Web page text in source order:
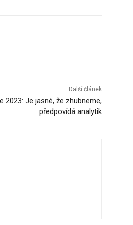
Další článek
2023: Je jasné, že zhubneme,
předpovídá analytik